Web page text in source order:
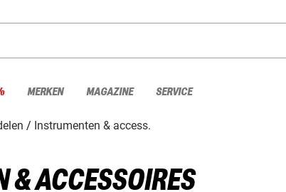
MERKEN MAGAZINE SERVICE
Instrumenten & access.
& ACCESSOIRES